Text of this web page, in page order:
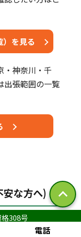
）を見る
・神奈川・千
出張範囲の一覧
な方へ)
習すると上達が
308号
電話